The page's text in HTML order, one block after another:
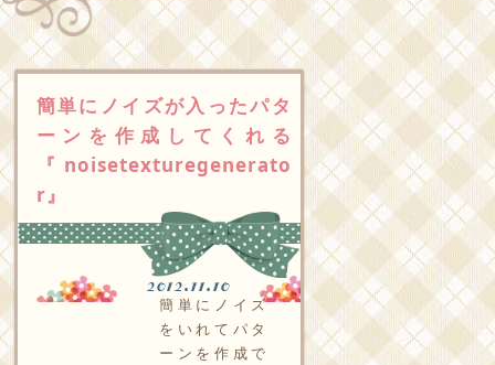
簡単にノイズが入ったパタ
ーンを作成してくれる
『noisetexturegenerato
r』
2012.11.10
簡単にノイズ
をいれてパタ
ーンを作成で